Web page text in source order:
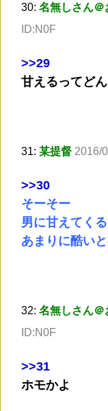
30: 名無しさん＠
ID:N0F
>>29
甘えるってど
31: 某提督 2016/
>>30
そーそー
男に甘えてくる
あまりに酷い
32: 名無しさん＠
ID:N0F
>>31
ホモかよ